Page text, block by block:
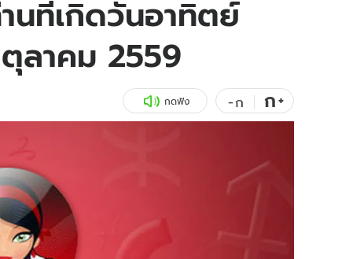
วัยรุ่น
ไอที
รถยนต์
สุขภาพ
เที่ยว-กิน
ดูทีวี
WeTV
ได้ที่
นที่เกิดวันอาทิตย์
ลาคม 2559
กดฟัง -ก ก+